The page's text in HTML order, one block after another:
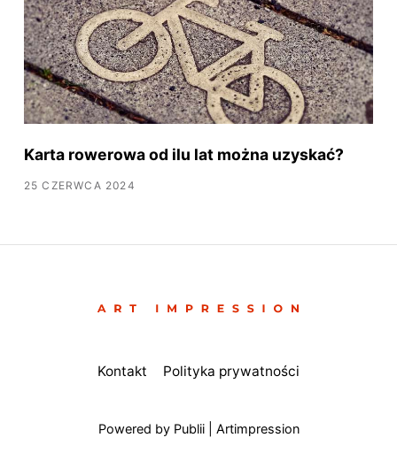
Karta rowerowa od ilu lat można uzyskać?
25 CZERWCA 2024
Kontakt Polityka prywatności
Powered by Publii | Artimpression